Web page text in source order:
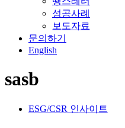
성공사례
보도자료
문의하기
English
sasb
ESG/CSR 인사이트